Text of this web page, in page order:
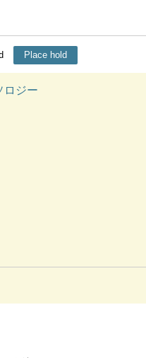
Place hold
ロジー